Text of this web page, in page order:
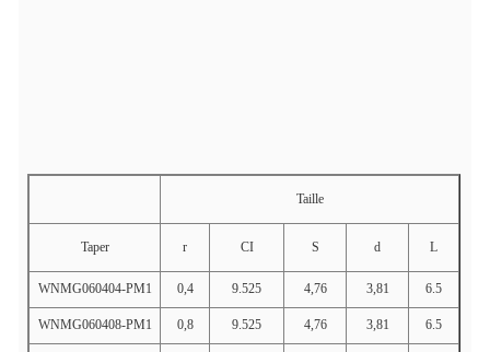
Taille
Taper r CI S d L
WNMG060404-PM1 0,4 9.525 4,76 3,81 6.5
WNMG060408-PM1 0,8 9.525 4,76 3,81 6.5